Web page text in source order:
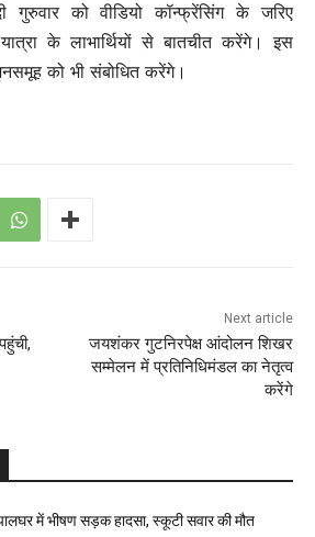
गुरुवार को वीडियो कॉन्फ्रेंसिंग के जरिए
के लाभार्थियों से बातचीत करेंगे। इस
को भी संबोधित करेंगे।
Next article
जयशंकर गुटनिरपेक्ष आंदोलन शिखर
सम्मेलन में प्रतिनिधिमंडल का नेतृत्व
करेंगे
में भीषण सड़क हादसा, स्कूटी सवार की मौत